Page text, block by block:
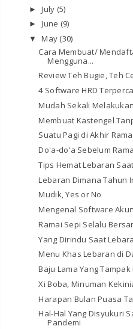
►July (5)
►June (9)
▼May (30)
Cara Membuat/
Mengguna...
Review Teh Bugie, Teh
4 Software HRD
Mudah Sekali
Membuat Kastengel
Suatu Pagi di Akhir
Do'a-do'a Sebelum
Tips Hemat Lebaran
Lebaran Dimana Tahun
Mudik, Yes or No
Mengenal Software
Ramai Sepi Selalu
Yang Dirindu Saat
Menu Khas Lebaran di
Baju Lama Yang Tampak
Xi Boba, Minuman
Harapan Bulan Puasa
Hal-Hal Yang Disyukuri
Pandemi